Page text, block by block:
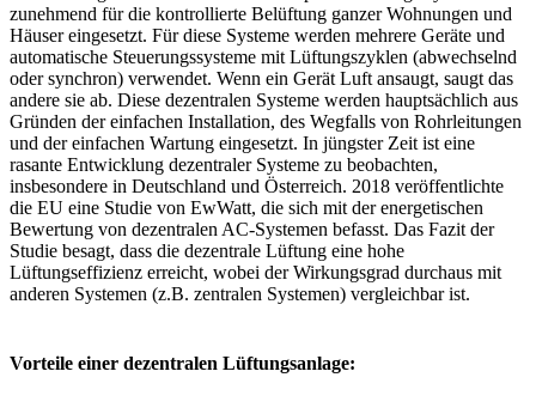
zunehmend für die kontrollierte Belüftung ganzer Wohnungen und
Häuser eingesetzt. Für diese Systeme werden mehrere Geräte und
automatische Steuerungssysteme mit Lüftungszyklen (abwechselnd
oder synchron) verwendet. Wenn ein Gerät Luft ansaugt, saugt das
andere sie ab. Diese dezentralen Systeme werden hauptsächlich aus
Gründen der einfachen Installation, des Wegfalls von Rohrleitungen
und der einfachen Wartung eingesetzt. In jüngster Zeit ist eine
rasante Entwicklung dezentraler Systeme zu beobachten,
insbesondere in Deutschland und Österreich. 2018 veröffentlichte
die EU eine Studie von EwWatt, die sich mit der energetischen
Bewertung von dezentralen AC-Systemen befasst. Das Fazit der
Studie besagt, dass die dezentrale Lüftung eine hohe
Lüftungseffizienz erreicht, wobei der Wirkungsgrad durchaus mit
anderen Systemen (z.B. zentralen Systemen) vergleichbar ist.
Vorteile einer dezentralen Lüftungsanlage: